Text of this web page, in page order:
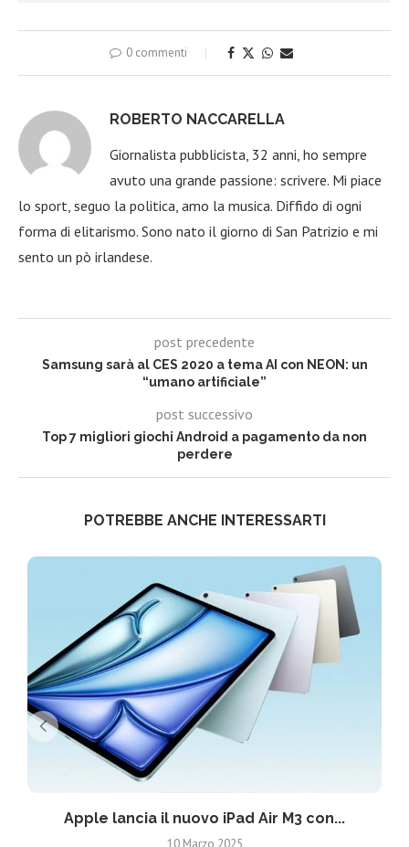
0 commenti
ROBERTO NACCARELLA
Giornalista pubblicista, 32 anni, ho sempre
avuto una grande passione: scrivere. Mi piace
lo sport, seguo la politica, amo la musica. Diffido di ogni
forma di elitarismo. Sono nato il giorno di San Patrizio e mi
sento un pò irlandese.
post precedente
Samsung sarà al CES 2020 a tema AI con NEON: un
“umano artificiale”
post successivo
Top 7 migliori giochi Android a pagamento da non
perdere
POTREBBE ANCHE INTERESSARTI
Apple lancia il nuovo iPad Air M3 con...
10 Marzo 2025